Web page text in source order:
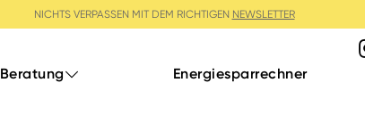
NICHTS VERPASSEN MIT DEM RICHTIGEN NEWSLETTER
Beratung Energiesparrechner